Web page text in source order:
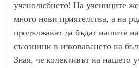
ученолюбието! На учениците
много нови приятелства, а на
продължават да бъдат нашите
съюзници в изковаването на
Зная, че колективът на нашето